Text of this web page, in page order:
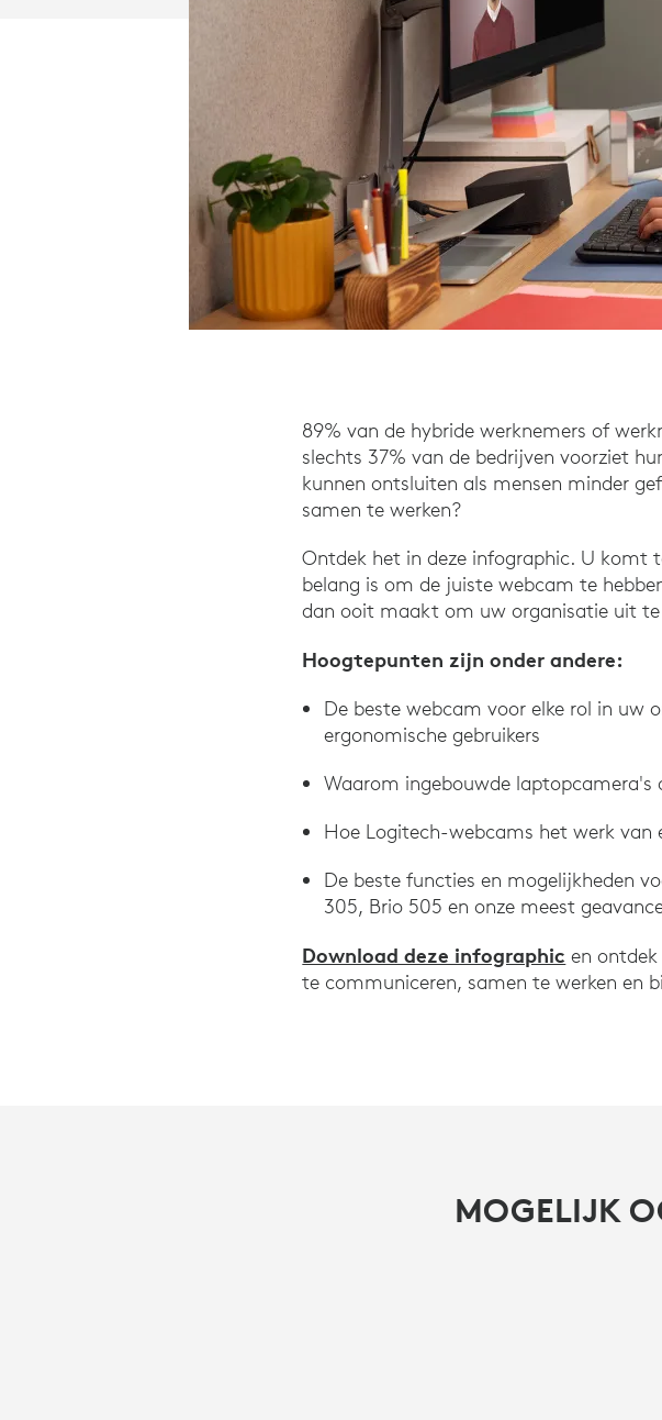
89% van de hybride werknemers of
slechts 37% van de bedrijven voorziet
kunnen ontsluiten als mensen minder
samen te werken?
Ontdek het in deze infographic. U komt
belang is om de juiste webcam te
dan ooit maakt om uw organisatie uit
Hoogtepunten zijn onder andere:
De beste webcam voor elke rol in uw
ergonomische gebruikers
Waarom ingebouwde
Hoe Logitech-webcams het werk van
De beste functies en mogelijkheden
305, Brio 505 en onze meest
Download deze infographic en
te communiceren, samen te werken en
MOGELIJK